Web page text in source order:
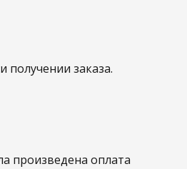
получении заказа.
произведена оплата